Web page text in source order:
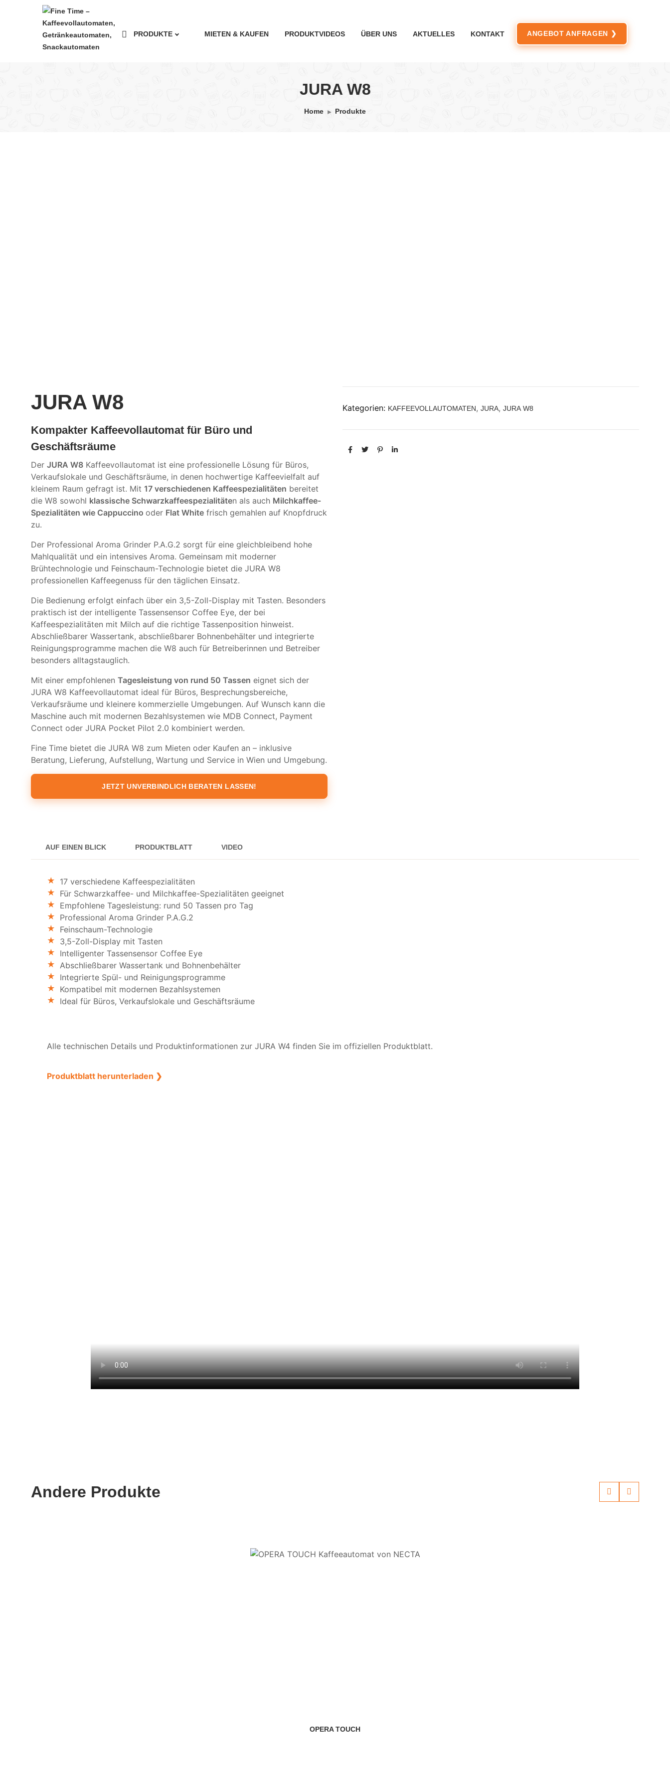
PRODUKTE MIETEN & KAUFEN PRODUKTVIDEOS ÜBER UNS AKTUELLES KONTAKT ANGEBOT ANFRAGEN ❯
JURA W8
Home Produkte
JURA W8
Kompakter Kaffeevollautomat für Büro und
Geschäftsräume
Der JURA W8 Kaffeevollautomat ist eine professionelle Lösung für Büros,
Verkaufslokale und Geschäftsräume, in denen hochwertige Kaffeevielfalt auf
kleinem Raum gefragt ist. Mit 17 verschiedenen Kaffeespezialitäten bereitet
die W8 sowohl klassische Schwarzkaffeespezialitäten als auch Milchkaffee-
Spezialitäten wie Cappuccino oder Flat White frisch gemahlen auf Knopfdruck
zu.
Der Professional Aroma Grinder P.A.G.2 sorgt für eine gleichbleibend hohe
Mahlqualität und ein intensives Aroma. Gemeinsam mit moderner
Brühtechnologie und Feinschaum-Technologie bietet die JURA W8
professionellen Kaffeegenuss für den täglichen Einsatz.
Die Bedienung erfolgt einfach über ein 3,5-Zoll-Display mit Tasten. Besonders
praktisch ist der intelligente Tassensensor Coffee Eye, der bei
Kaffeespezialitäten mit Milch auf die richtige Tassenposition hinweist.
Abschließbarer Wassertank, abschließbarer Bohnenbehälter und integrierte
Reinigungsprogramme machen die W8 auch für Betreiberinnen und Betreiber
besonders alltagstauglich.
Mit einer empfohlenen Tagesleistung von rund 50 Tassen eignet sich der
JURA W8 Kaffeevollautomat ideal für Büros, Besprechungsbereiche,
Verkaufsräume und kleinere kommerzielle Umgebungen. Auf Wunsch kann die
Maschine auch mit modernen Bezahlsystemen wie MDB Connect, Payment
Connect oder JURA Pocket Pilot 2.0 kombiniert werden.
Fine Time bietet die JURA W8 zum Mieten oder Kaufen an – inklusive
Beratung, Lieferung, Aufstellung, Wartung und Service in Wien und Umgebung.
JETZT UNVERBINDLICH BERATEN LASSEN!
Kategorien: KAFFEEVOLLAUTOMATEN, JURA, JURA W8
AUF EINEN BLICK PRODUKTBLATT VIDEO
17 verschiedene Kaffeespezialitäten
Für Schwarzkaffee- und Milchkaffee-Spezialitäten geeignet
Empfohlene Tagesleistung: rund 50 Tassen pro Tag
Professional Aroma Grinder P.A.G.2
Feinschaum-Technologie
3,5-Zoll-Display mit Tasten
Intelligenter Tassensensor Coffee Eye
Abschließbarer Wassertank und Bohnenbehälter
Integrierte Spül- und Reinigungsprogramme
Kompatibel mit modernen Bezahlsystemen
Ideal für Büros, Verkaufslokale und Geschäftsräume
Alle technischen Details und Produktinformationen zur JURA W4 finden Sie im offiziellen Produktblatt.
Produktblatt herunterladen ❯
Andere Produkte
OPERA TOUCH